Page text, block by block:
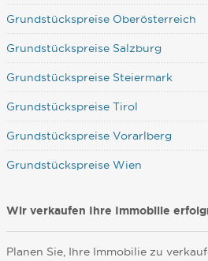
Grundstückspreise Oberösterreich
Grundstückspreise Salzburg
Grundstückspreise Steiermark
Grundstückspreise Tirol
Grundstückspreise Vorarlberg
Grundstückspreise Wien
Wir verkaufen Ihre Immobilie
Planen Sie, Ihre Immobilie zu